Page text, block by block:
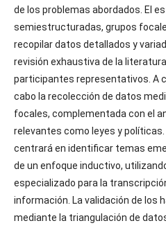
de los problemas abordados. El
semiestructuradas, grupos
recopilar datos detallados y
revisión exhaustiva de la
participantes representativos. A
cabo la recolección de datos
focales, complementada con el
relevantes como leyes y
centrará en identificar temas
de un enfoque inductivo,
especializado para la
información. La validación de los
mediante la triangulación de